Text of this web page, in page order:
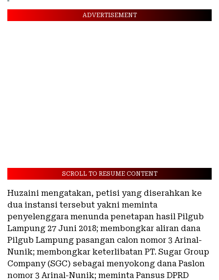
ADVERTISEMENT
SCROLL TO RESUME CONTENT
Huzaini mengatakan, petisi yang diserahkan ke
dua instansi tersebut yakni meminta
penyelenggara menunda penetapan hasil Pilgub
Lampung 27 Juni 2018; membongkar aliran dana
Pilgub Lampung pasangan calon nomor 3 Arinal-
Nunik; membongkar keterlibatan PT. Sugar Group
Company (SGC) sebagai menyokong dana Paslon
nomor 3 Arinal-Nunik; meminta Pansus DPRD